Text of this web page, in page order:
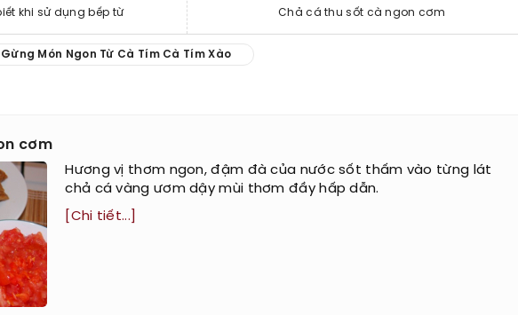
khi sử dụng bếp từ Chả cá thu sốt cà ngon cơm
Món Ngon Từ Cà Tím Cà Tím Xào
cơm
Hương vị thơm ngon, đậm đà của nước sốt thấm vào từng lát
chả cá vàng ươm dậy mùi thơm đầy hấp dẫn.
[Chi tiết...]